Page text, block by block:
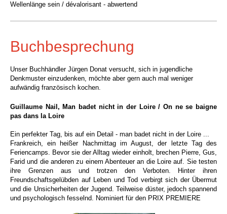
Wellenlänge sein / dévalorisant - abwertend
Buchbesprechung
Unser Buchhändler Jürgen Donat versucht, sich in jugendliche
Denkmuster einzudenken, möchte aber gern auch mal weniger
aufwändig französisch kochen.
Guillaume Nail, Man badet nicht in der Loire / On ne se baigne
pas dans la Loire
Ein perfekter Tag, bis auf ein Detail - man badet nicht in der Loire ...
Frankreich, ein heißer Nachmittag im August, der letzte Tag des
Feriencamps. Bevor sie der Alltag wieder einholt, brechen Pierre, Gus,
Farid und die anderen zu einem Abenteuer an die Loire auf. Sie testen
ihre Grenzen aus und trotzen den Verboten. Hinter ihren
Freundschaftsgelübden auf Leben und Tod verbirgt sich der Übermut
und die Unsicherheiten der Jugend. Teilweise düster, jedoch spannend
und psychologisch fesselnd. Nominiert für den PRIX PREMIERE